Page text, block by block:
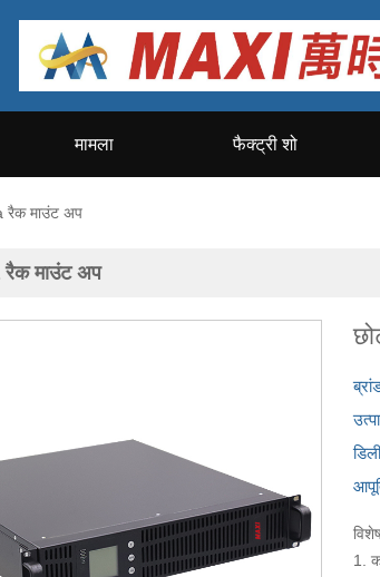
मामला फैक्ट्री शो
रैक माउंट अप
रैक माउंट अप
1.